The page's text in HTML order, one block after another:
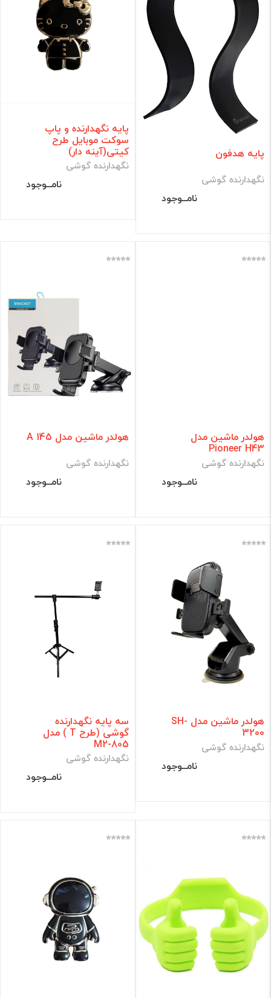
پایه هدفون
نگهدارنده گوشی
نامــوجود
پایه نگهدارنده و پاپ
سوکت موبایل طرح
کیتی(آینه دار)
نگهدارنده گوشی
نامــوجود
هولدر ماشین مدل
Pioneer H43
نگهدارنده گوشی
نامــوجود
هولدر ماشین مدل A 145
نگهدارنده گوشی
نامــوجود
هولدر ماشین مدل SH-
3200
نگهدارنده گوشی
نامــوجود
سه پایه نگهدارنده
گوشی (طرح T ) مدل
M2-805
نگهدارنده گوشی
نامــوجود